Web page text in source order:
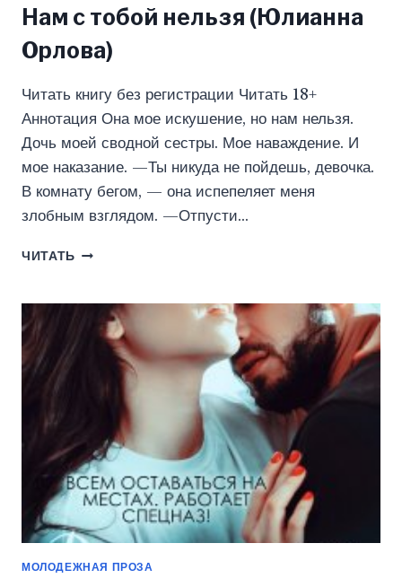
Нам с тобой нельзя (Юлианна
Орлова)
Читать книгу без регистрации Читать 18+
Аннотация Она мое искушение, но нам нельзя.
Дочь моей сводной сестры. Мое наваждение. И
мое наказание. —Ты никуда не пойдешь, девочка.
В комнату бегом, — она испепеляет меня
злобным взглядом. —Отпусти…
ЧИТАТЬ НАМ
НЕЛЬЗЯ
(ЮЛИАННА
ОРЛОВА)
МОЛОДЕЖНАЯ ПРОЗА